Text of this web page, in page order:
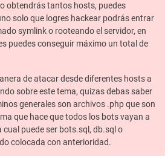
obtendrás tantos hosts, puedes
solo que logres hackear podrás entrar
symlink o rooteando el servidor, en
puedes conseguir máximo un total de
de atacar desde diferentes hosts a
sobre este tema, quizas debas saber
generales son archivos .php que son
que hace que todos los bots vayan a
cual puede ser bots.sql, db.sql o
colocada con anterioridad.